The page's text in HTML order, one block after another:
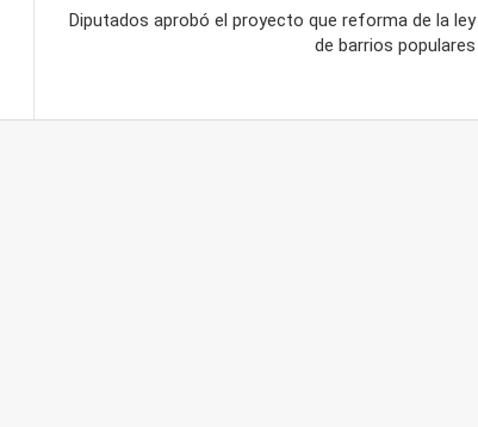
Diputados aprobó el proyecto que reforma de la ley
de barrios populares